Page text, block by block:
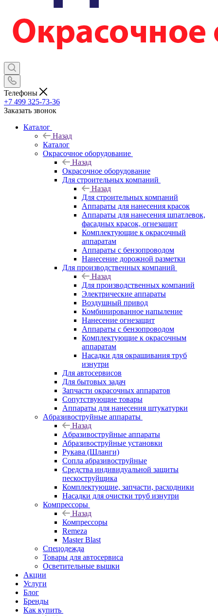
Телефоны
+7 499 325-73-36
Заказать звонок
Каталог
Назад
Каталог
Окрасочное оборудование
Назад
Окрасочное оборудование
Для строительных компаний
Назад
Для строительных компаний
Аппараты для нанесения красок
Аппараты для нанесения шпатлевок,
фасадных красок, огнезащит
Комплектующие к окрасочный
аппаратам
Аппараты с бензопроводом
Нанесение дорожной разметки
Для производственных компаний
Назад
Для производственных компаний
Электрические аппараты
Воздушный привод
Комбинированное напыление
Нанесение огнезащит
Аппараты с бензопроводом
Комплектующие к окрасочным
аппаратам
Насадки для окрашивания труб
изнутри
Для автосервисов
Для бытовых задач
Запчасти окрасочных аппаратов
Сопутствующие товары
Аппараты для нанесения штукатурки
Aбразивоструйные аппараты
Назад
Aбразивоструйные аппараты
Абразивоструйные установки
Рукава (Шланги)
Сопла абразивоструйные
Средства индивидуальной защиты
пескоструйщика
Комплектующие, запчасти, расходники
Насадки для очистки труб изнутри
Компрессоры
Назад
Компрессоры
Remeza
Master Blast
Спецодежда
Товары для автосервиса
Осветительные вышки
Акции
Услуги
Блог
Бренды
Как купить